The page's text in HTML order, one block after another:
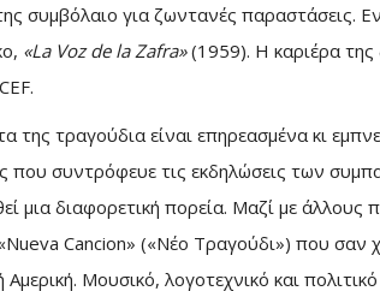
συμβόλαιο για ζωντανές παραστάσεις.
«La Voz de la Zafra»(1959). Η καριέρα της
της τραγούδια είναι επηρεασμένα κι
που συντρόφευε τις εκδηλώσεις των
μια διαφορετική πορεία. Μαζί με άλλους
Cancion» («Νέο Τραγούδι») που σαν
Αμερική. Μουσικό, λογοτεχνικό και